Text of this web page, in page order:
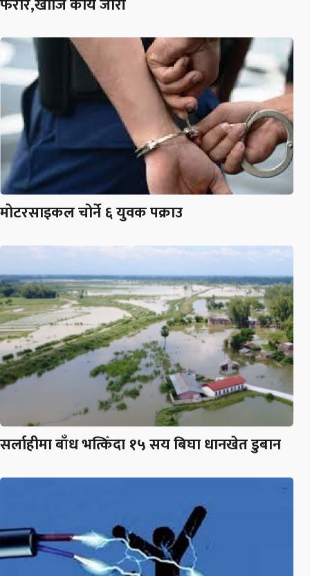
फरार,खोजि कार्य जारी
मोटरसाइकल चोर्ने ६ युवक पक्राउ
सर्लाहीमा बाँध भत्किँदा १५ सय बिघा धानखेत डुबान